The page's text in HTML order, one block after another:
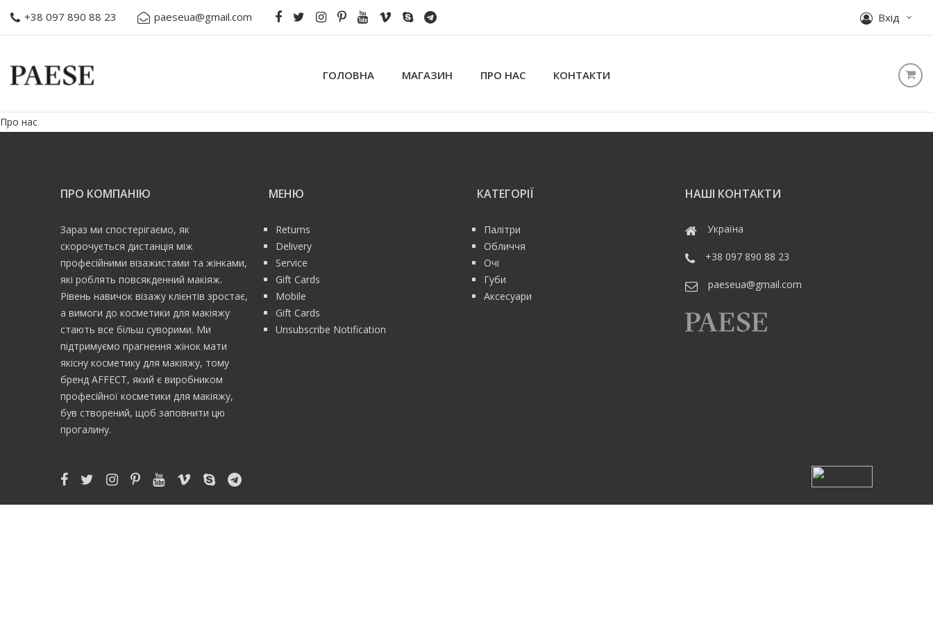
+38 097 890 88 23 paeseua@gmail.com Вхід
ГОЛОВНА МАГАЗИН ПРО НАС КОНТАКТИ
Про нас
ПРО КОМПАНІЮ
Зараз ми спостерігаємо, як
скорочується дистанція між
професійними візажистами та жінками,
які роблять повсякденний макіяж.
Рівень навичок візажу клієнтів зростає,
а вимоги до косметики для макіяжу
стають все більш суворими. Ми
підтримуємо прагнення жінок мати
якісну косметику для макіяжу, тому
бренд AFFECT, який є виробником
професійної косметики для макіяжу,
був створений, щоб заповнити цю
прогалину.
МЕНЮ
Returns
Delivery
Service
Gift Cards
Mobile
Gift Cards
Unsubscribe Notification
КАТЕГОРІЇ
Палітри
Обличчя
Очі
Губи
Аксесуари
НАШІ КОНТАКТИ
Україна
+38 097 890 88 23
paeseua@gmail.com